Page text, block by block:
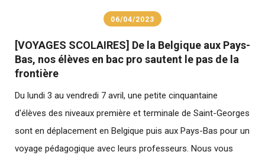
06/04/2023
[VOYAGES SCOLAIRES] De la Belgique aux Pays-
Bas, nos élèves en bac pro sautent le pas de la
frontière
Du lundi 3 au vendredi 7 avril, une petite cinquantaine
d'élèves des niveaux première et terminale de Saint-Georges
sont en déplacement en Belgique puis aux Pays-Bas pour un
voyage pédagogique avec leurs professeurs. Nous vous